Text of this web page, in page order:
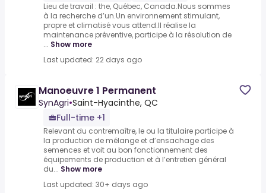
Lieu de travail : the, Québec, Canada.Nous sommes
à la recherche d’un.Un environnement stimulant,
propre et climatisé vous attend.Il réalise la
maintenance préventive, participe à la résolution de
... Show more
Last updated: 22 days ago
Manoeuvre 1 Permanent
SynAgri•Saint-Hyacinthe, QC
Full-time +1
Relevant du contremaître, le ou la titulaire participe à
la production de mélange et d’ensachage des
semences et voit au bon fonctionnement des
équipements de production et à l’entretien général
du... Show more
Last updated: 30+ days ago